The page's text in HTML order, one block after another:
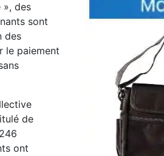
des
sont
des
le paiement
de
ont